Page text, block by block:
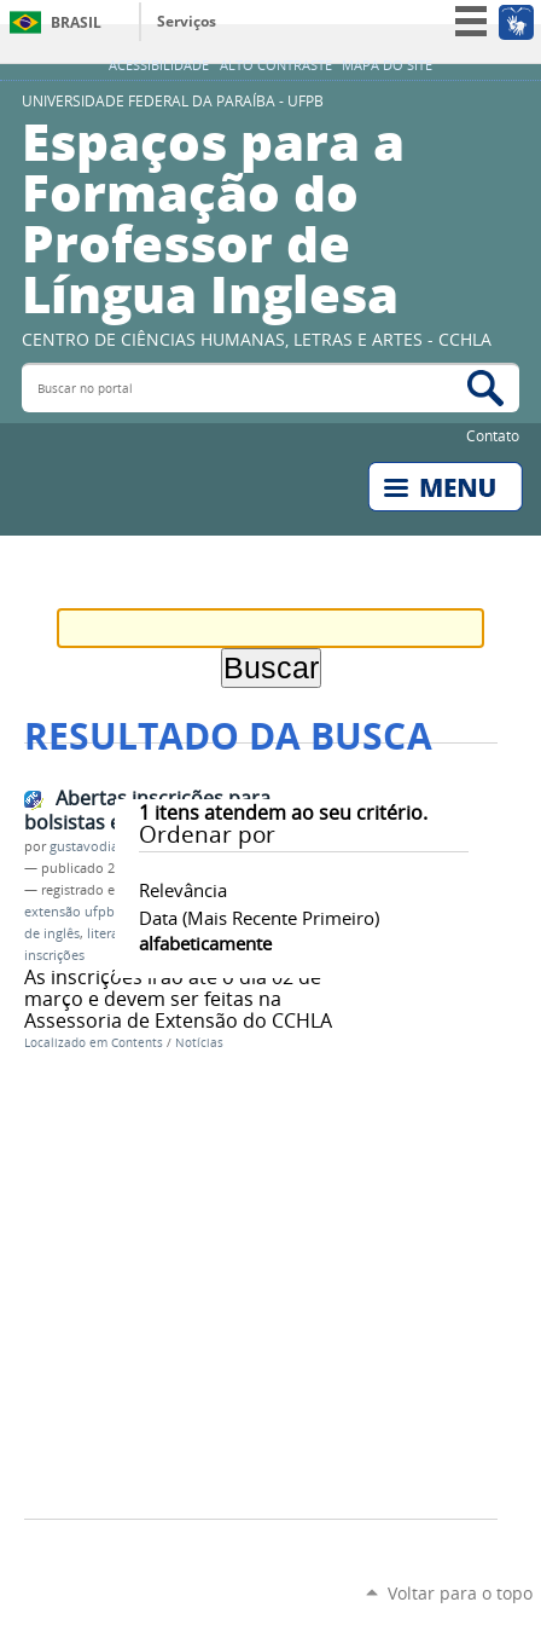
ACESSIBILIDADE ALTO CONTRASTE MAPA DO SITE
BRASIL
Serviços
Simplifique!
Acesso à informação
UNIVERSIDADE FEDERAL DA PARAÍBA - UFPB
Espaços para a
Formação do
Professor de
Língua Inglesa
CENTRO DE CIÊNCIAS HUMANAS, LETRAS E ARTES - CCHLA
Buscar no portal
Contato
RESULTADO DA BUSCA
1 itens atendem ao seu critério.
Ordenar por
Relevância
Data (mais Recente Primeiro)
alfabeticamente
Abertas inscrições para
bolsistas e voluntários do EFOPLI
porgustavodias
— publicado 27/02/2018
— registrado em:
EFOPLI,alunos de letras
extensão ufpb
bolsista de extensão
professores
de inglês, literatura ,literatura em sala de aula
inscrições
As inscrições irão até o dia 02 de
março e devem ser feitas na
Assessoria de Extensão do CCHLA
Localizado em Contents / Notícias
Voltar para o topo